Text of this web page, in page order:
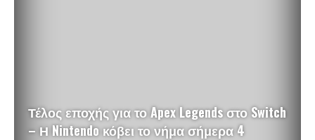
Τέλος εποχής για το Apex Legends στο Switch
– Η Nintendo κόβει το νήμα σήμερα 4